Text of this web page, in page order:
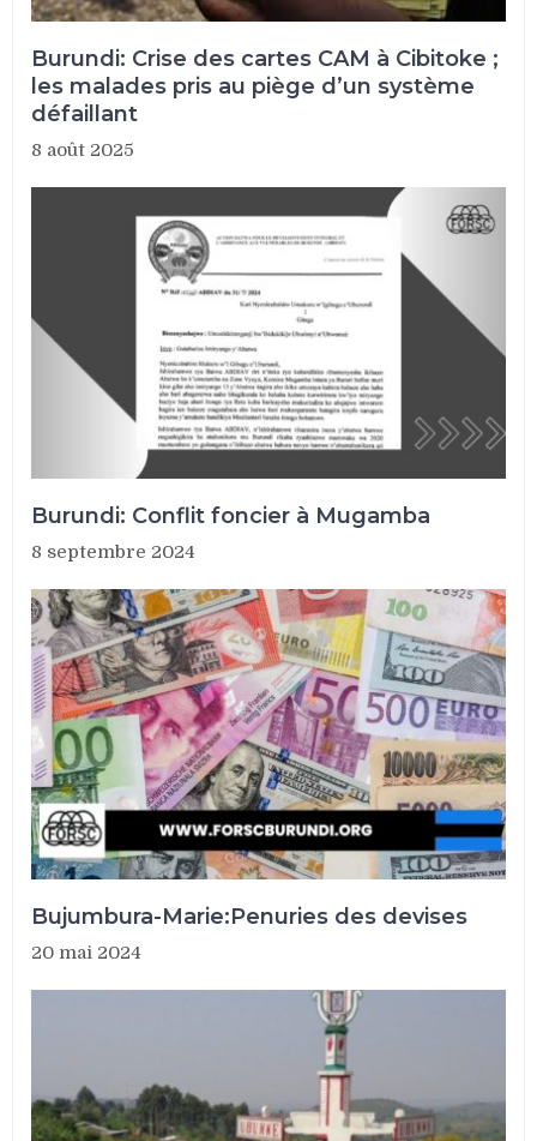
Burundi: Crise des cartes CAM à Cibitoke ;
les malades pris au piège d’un système
défaillant
8 août 2025
Burundi: Conflit foncier à Mugamba
8 septembre 2024
Bujumbura-Marie:Penuries des devises
20 mai 2024